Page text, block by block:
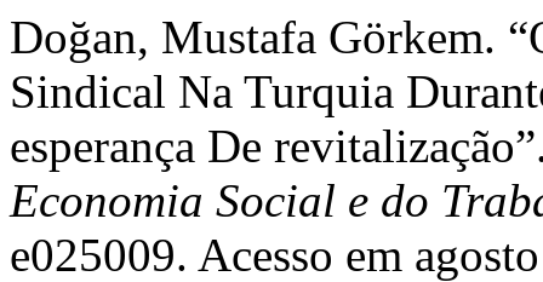
Doğan, Mustafa Görkem.
Sindical Na Turquia
esperança De
Economia Social e do
e025009. Acesso em